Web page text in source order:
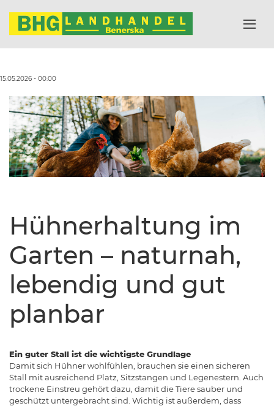
15.05.2026 - 00:00
Hühnerhaltung im
Garten – naturnah,
lebendig und gut
planbar
Ein guter Stall ist die wichtigste Grundlage
Damit sich Hühner wohlfühlen, brauchen sie einen sicheren
Stall mit ausreichend Platz, Sitzstangen und Legenestern. Auch
trockene Einstreu gehört dazu, damit die Tiere sauber und
geschützt untergebracht sind. Wichtig ist außerdem, dass